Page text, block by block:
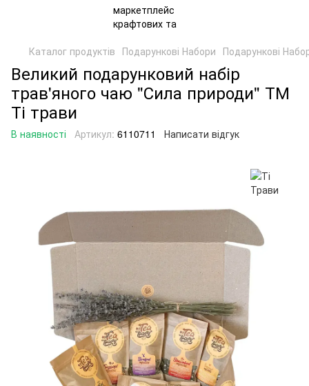
Каталог продуктів Подарункові Набори Подарункові
Великий подарунковий набір
трав'яного чаю "Сила природи" ТМ
Ті трави
В наявності Артикул: 6110711 Написати відгук